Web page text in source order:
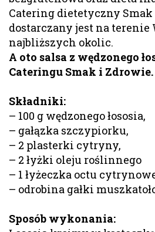
Catering dietetyczny
dostarczany jest na terenie
najbliższych okolic.
A oto salsa z wędzonego
Cateringu Smak i Zdrowie.
Składniki:
– 100 g wędzonego łososia,
– gałązka szczypiorku,
– 2 plasterki cytryny,
– 2 łyżki oleju roślinnego
– 1 łyżeczka octu
– odrobina gałki
Sposób wykonania: